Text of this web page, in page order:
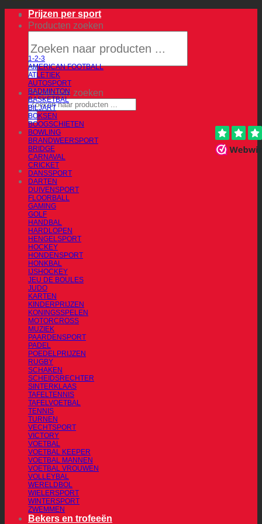
Producten zoeken
Producten zoeken
Prijzen per sport
1-2-3
AMERICAN FOOTBALL
ATLETIEK
AUTOSPORT
BADMINTON
BASKETBAL
BILJART
BOKSEN
BOOGSCHIETEN
BOWLING
BRANDWEERSPORT
BRIDGE
CARNAVAL
CRICKET
DANSSPORT
DARTEN
DUIVENSPORT
FLOORBALL
GAMING
GOLF
HANDBAL
HARDLOPEN
HENGELSPORT
HOCKEY
HONDENSPORT
HONKBAL
IJSHOCKEY
JEU DE BOULES
JUDO
KARTEN
KINDERPRIJZEN
KONINGSSPELEN
MOTORCROSS
MUZIEK
PAARDENSPORT
PADEL
POEDELPRIJZEN
RUGBY
SCHAKEN
SCHEIDSRECHTER
SINTERKLAAS
TAFELTENNIS
TAFELVOETBAL
TENNIS
TURNEN
VECHTSPORT
VICTORY
VOETBAL
VOETBAL KEEPER
VOETBAL MANNEN
VOETBAL VROUWEN
VOLLEYBAL
WERELDBOL
WIELERSPORT
WINTERSPORT
ZWEMMEN
Bekers en trofeeën